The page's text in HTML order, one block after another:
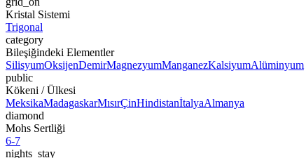
Kristal Sistemi
Trigonal
category
Bileşiğindeki Elementler
SilisyumOksijenDemirMagnezyumManganezKalsiyumAlüminyum
public
Kökeni / Ülkesi
MeksikaMadagaskarMısırÇinHindistanİtalyaAlmanya
diamond
Mohs Sertliği
6-7
nights_stay